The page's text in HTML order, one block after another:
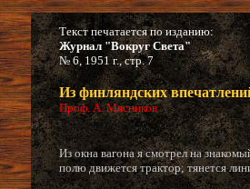
Текст печатается по изданию:
Журнал "Вокруг Света"
№ 6, 1951 г., стр. 7
Из финляндских
Проф. А. Мясников
Из окна вагона я смотрел на
полю движется трактор; тянется